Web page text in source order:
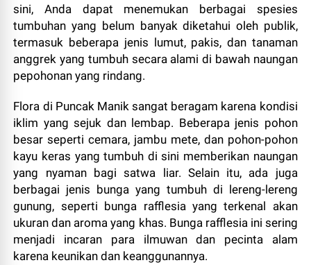
sini, Anda dapat menemukan berbagai spesies
tumbuhan yang belum banyak diketahui oleh publik,
termasuk beberapa jenis lumut, pakis, dan tanaman
anggrek yang tumbuh secara alami di bawah naungan
pepohonan yang rindang.
Flora di Puncak Manik sangat beragam karena kondisi
iklim yang sejuk dan lembap. Beberapa jenis pohon
besar seperti cemara, jambu mete, dan pohon-pohon
kayu keras yang tumbuh di sini memberikan naungan
yang nyaman bagi satwa liar. Selain itu, ada juga
berbagai jenis bunga yang tumbuh di lereng-lereng
gunung, seperti bunga rafflesia yang terkenal akan
ukuran dan aroma yang khas. Bunga rafflesia ini sering
menjadi incaran para ilmuwan dan pecinta alam
karena keunikan dan keanggunannya.